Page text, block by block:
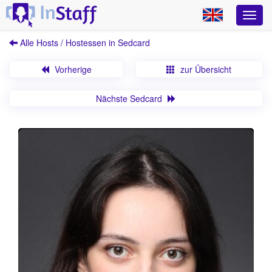
Alle Hosts / Hostessen in Sedcard
Vorherige zur Übersicht
Nächste Sedcard